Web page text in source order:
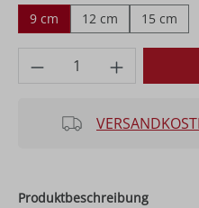
9 cm 12 cm 15 cm
Produkt Anzahl:
Produktbeschreibung